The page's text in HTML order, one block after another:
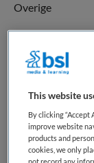
Overige
3 juni 2026
ERVARING
Niet nader
Vacature
This website
By clicking “Accept
improve website
products and
cookies, we only
not record any